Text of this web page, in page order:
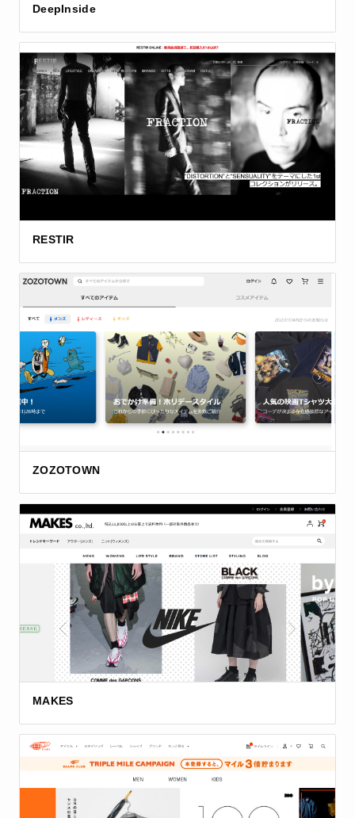
DeepInside
RESTIR
ZOZOTOWN
MAKES